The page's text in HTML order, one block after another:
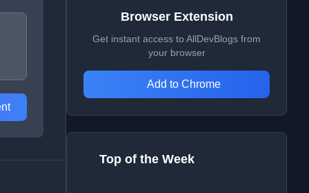
Browser Extension
Get instant access to AllDevBlogs from
your browser
Add to Chrome
Top of the Week